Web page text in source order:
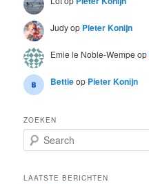
Judyop Pieter Konijn
Emie le Noble-Wempe op
Bettieop Pieter Konijn
ZOEKEN
e
rLAATSTE BERICHTEN